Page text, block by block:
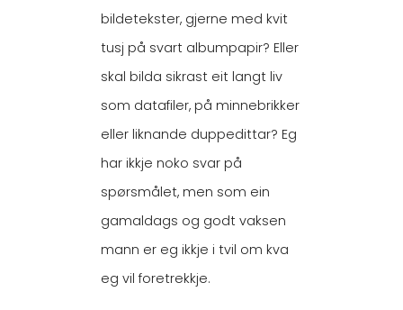
bildetekster, gjerne med kvit
tusj på svart albumpapir? Eller
skal bilda sikrast eit langt liv
som datafiler, på minnebrikker
eller liknande duppedittar? Eg
har ikkje noko svar på
spørsmålet, men som ein
gamaldags og godt vaksen
mann er eg ikkje i tvil om kva
eg vil foretrekkje.